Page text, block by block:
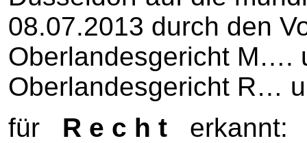
08.07.2013 durch den
Oberlandesgericht M….
Oberlandesgericht R…
für R e c h t erkannt: